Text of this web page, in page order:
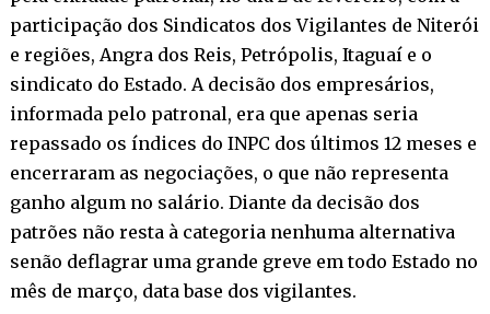
participação dos Sindicatos dos Vigilantes de Niterói
e regiões, Angra dos Reis, Petrópolis, Itaguaí e o
sindicato do Estado. A decisão dos empresários,
informada pelo patronal, era que apenas seria
repassado os índices do INPC dos últimos 12 meses e
encerraram as negociações, o que não representa
ganho algum no salário. Diante da decisão dos
patrões não resta à categoria nenhuma alternativa
senão deflagrar uma grande greve em todo Estado no
mês de março, data base dos vigilantes.